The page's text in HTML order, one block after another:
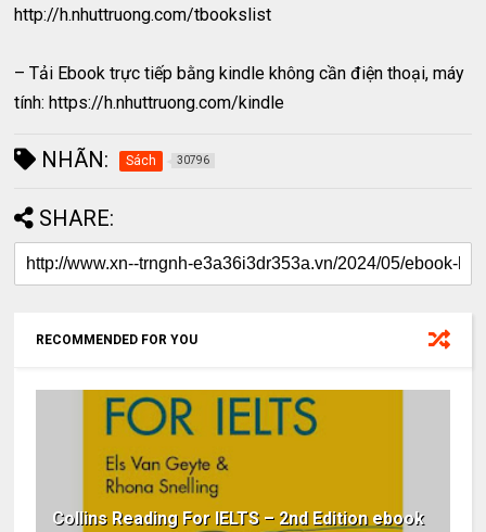
http://h.nhuttruong.com/tbookslist
– Tải Ebook trực tiếp bằng kindle không cần điện thoại, máy
tính: https://h.nhuttruong.com/kindle
NHÃN: Sách 30796
SHARE:
RECOMMENDED FOR YOU
Collins Reading For IELTS – 2nd Edition ebook